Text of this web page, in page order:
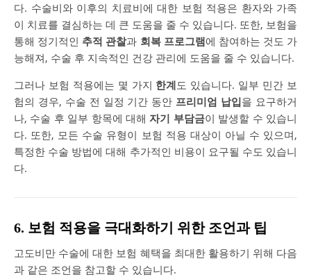
다. 수술비와 이후의 치료비에 대한 보험 적용은 환자와 가족
이 치료를 결심하는 데 큰 도움을 줄 수 있습니다. 또한, 보험을
통해 정기적인 추적 관찰과 회복 프로그램에 참여하는 것도 가
능해져, 수술 후 지속적인 건강 관리에 도움을 줄 수 있습니다.
그러나 보험 적용에는 몇 가지 한계도 있습니다. 일부 민간 보
험의 경우, 수술 전 일정 기간 동안 프리미엄 납입을 요구하거
나, 수술 후 일부 항목에 대해자기 부담금이 발생할 수 있습니
다. 또한, 모든 수술 유형이 보험 적용 대상이 아닐 수 있으며,
특정한 수술 방법에 대해 추가적인 비용이 요구될 수도 있습니
다.
6. 보험 적용을 극대화하기 위한 조언과 팁
고도비만 수술에 대한 보험 혜택을 최대한 활용하기 위해 다음
과 같은 조언을 참고할 수 있습니다.